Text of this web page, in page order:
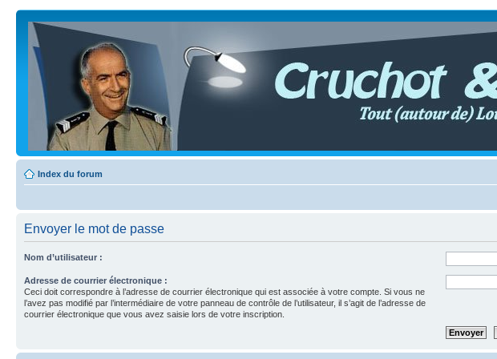
Index du forum
Envoyer le mot de passe
Nom d’utilisateur :
Adresse de courrier électronique :
Ceci doit correspondre à l’adresse de courrier électronique qui est associée à votre compte. Si vous ne
l’avez pas modifié par l’intermédiaire de votre panneau de contrôle de l’utilisateur, il s’agit de l’adresse de
courrier électronique que vous avez saisie lors de votre inscription.